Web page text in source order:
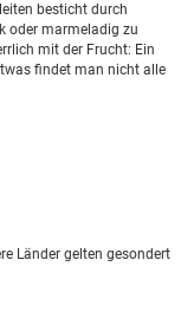
besticht durch
oder marmeladig zu
mit der Frucht: Ein
findet man nicht alle
Länder gelten gesondert